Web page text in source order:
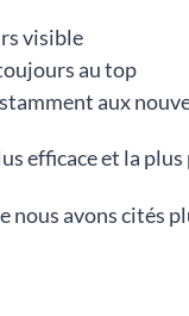
visible
au top
aux
efficace et la
nous avons cités